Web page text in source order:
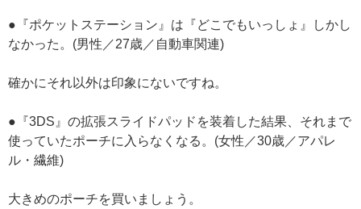
●『ポケットステーション』は『どこでもいっしょ』しかし
なかった。(男性／27歳／自動車関連)
確かにそれ以外は印象にないですね。
●『3DS』の拡張スライドパッドを装着した結果、それまで
使っていたポーチに入らなくなる。(女性／30歳／アパレ
ル・繊維)
大きめのポーチを買いましょう。